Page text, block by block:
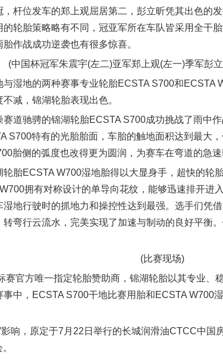
杆位发车的郑上观屈居第二，彭立昕凭其出色的
轮胎策略略有不同，冠亚军所在车队皆采用全干
作战成功逆袭也有很多惊喜。
(中国杯冠军朱震宇(左二)亚军郑上观(左一)季军彭
湿地的两种赛事专业轮胎ECSTA S700和ECSTA
减，锦湖轮胎表现出色。
道驰骋的锦湖轮胎ECSTA S700成功挑战了雨中
S700特有的光胎胎面，车胎的触地面积达到最大
胎侧的弧度也改得更为圆润，为赛车在弯道的急
胎ECSTA W700湿地胎得以大显身手，超快的轮
拥有对称设计的单导向花纹，能够迅速排开进
地行驶时的抓地力和操控性达到最强。选手们凭
转弯行云流水，完美实现了加速与制动的良好平衡
(比赛现场)
赛官方唯一指定轮胎赞助商，锦湖轮胎以其专业、
中，ECSTA S700干地比赛用胎和ECSTA W700
影响，原定于7月22日举行的长城润滑油CTCC中